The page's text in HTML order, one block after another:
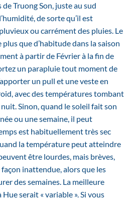
Truong Son, juste au sud
de sorte qu’il est
ou carrément des pluies. Le
que d’habitude dans la saison
à partir de Février à la fin de
un parapluie tout moment de
un pull et une veste en
avec des températures tombant
Sinon, quand le soleil fait son
ou une semaine, il peut
est habituellement très sec
la température peut atteindre
être lourdes, mais brèves,
inattendue, alors que les
des semaines. La meilleure
serait « variable ». Si vous